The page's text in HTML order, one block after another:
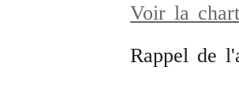
Voir la
Rappel de